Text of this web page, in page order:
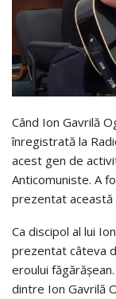
Când Ion Gavrilă
înregistrată la
acest gen de
Anticomuniste. A
prezentat această
Ca discipol al lui
prezentat câteva
eroului
dintre Ion Gavrilă